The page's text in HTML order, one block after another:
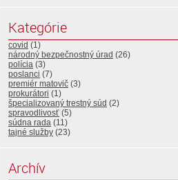
Kategórie
covid (1)
národný bezpečnostný úrad (26)
polícia (3)
poslanci (7)
premiér matovič (3)
prokurátori (1)
špecializovaný trestný súd (2)
spravodlivosť (5)
súdna rada (11)
tajné služby (23)
Archív